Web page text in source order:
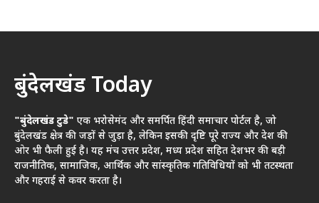
बुंदेलखंड Today
"बुंदेलखंड टुडे" एक भरोसेमंद और समर्पित हिंदी समाचार पोर्टल है, जो
बुंदेलखंड क्षेत्र की जड़ों से जुड़ा है, लेकिन इसकी दृष्टि पूरे राज्य और देश की
ओर भी फैली हुई है। यह मंच उत्तर प्रदेश, मध्य प्रदेश सहित देशभर की बड़ी
राजनीतिक, सामाजिक, आर्थिक और सांस्कृतिक गतिविधियों को भी तटस्थता
और गहराई से कवर करता है।